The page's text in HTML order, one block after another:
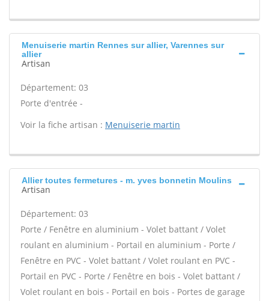
Menuiserie martin Rennes sur allier, Varennes sur
allier
Artisan
Département: 03
Porte d'entrée -
Voir la fiche artisan : Menuiserie martin
Allier toutes fermetures - m. yves bonnetin Moulins
Artisan
Département: 03
Porte / Fenêtre en aluminium - Volet battant / Volet
roulant en aluminium - Portail en aluminium - Porte /
Fenêtre en PVC - Volet battant / Volet roulant en PVC -
Portail en PVC - Porte / Fenêtre en bois - Volet battant /
Volet roulant en bois - Portail en bois - Portes de garage